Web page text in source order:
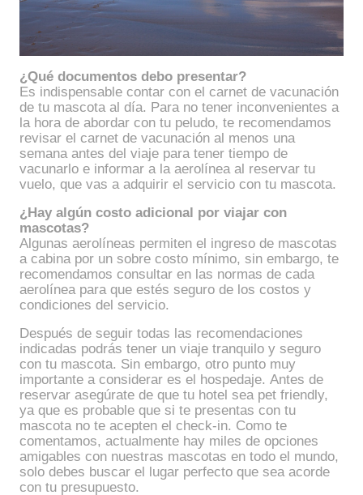
¿Qué documentos debo presentar?
Es indispensable contar con el carnet de vacunación
de tu mascota al día. Para no tener inconvenientes a
la hora de abordar con tu peludo, te recomendamos
revisar el carnet de vacunación al menos una
semana antes del viaje para tener tiempo de
vacunarlo e informar a la aerolínea al reservar tu
vuelo, que vas a adquirir el servicio con tu mascota.
¿Hay algún costo adicional por viajar con
mascotas?
Algunas aerolíneas permiten el ingreso de mascotas
a cabina por un sobre costo mínimo, sin embargo, te
recomendamos consultar en las normas de cada
aerolínea para que estés seguro de los costos y
condiciones del servicio.
Después de seguir todas las recomendaciones
indicadas podrás tener un viaje tranquilo y seguro
con tu mascota. Sin embargo, otro punto muy
importante a considerar es el hospedaje. Antes de
reservar asegúrate de que tu hotel sea pet friendly,
ya que es probable que si te presentas con tu
mascota no te acepten el check-in. Como te
comentamos, actualmente hay miles de opciones
amigables con nuestras mascotas en todo el mundo,
solo debes buscar el lugar perfecto que sea acorde
con tu presupuesto.